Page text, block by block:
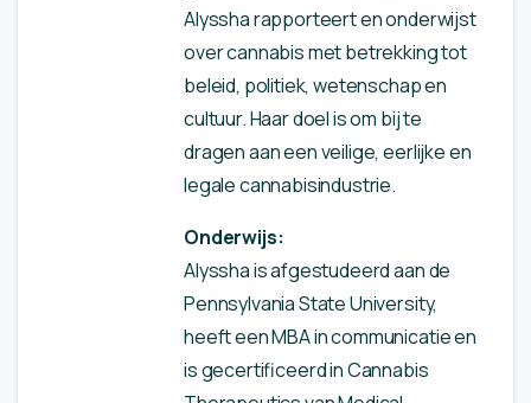
Alyssha rapporteert en onderwijst
over cannabis met betrekking tot
beleid, politiek, wetenschap en
cultuur. Haar doel is om bij te
dragen aan een veilige, eerlijke en
legale cannabisindustrie.
Onderwijs:
Alyssha is afgestudeerd aan de
Pennsylvania State University,
heeft een MBA in communicatie en
is gecertificeerd in Cannabis